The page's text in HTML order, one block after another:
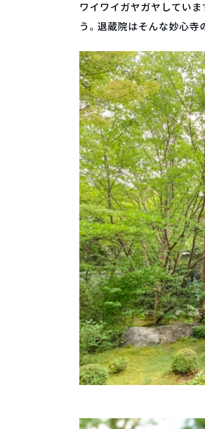
ワイワイガヤガヤしていま
う。退蔵院はそんな妙心寺